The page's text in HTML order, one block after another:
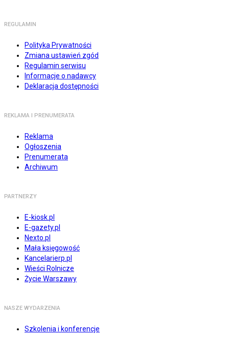
REGULAMIN
Polityka Prywatności
Zmiana ustawień zgód
Regulamin serwisu
Informacje o nadawcy
Deklaracja dostępności
REKLAMA I PRENUMERATA
Reklama
Ogłoszenia
Prenumerata
Archiwum
PARTNERZY
E-kiosk.pl
E-gazety.pl
Nexto.pl
Mała księgowość
Kancelarierp.pl
Wieści Rolnicze
Życie Warszawy
NASZE WYDARZENIA
Szkolenia i konferencje